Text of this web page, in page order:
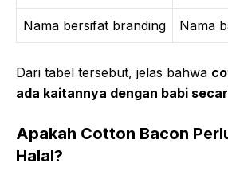
Nama bersifat branding Nama
Dari tabel tersebut, jelas bahwa
ada kaitannya dengan babi
Apakah Cotton Bacon
Halal?